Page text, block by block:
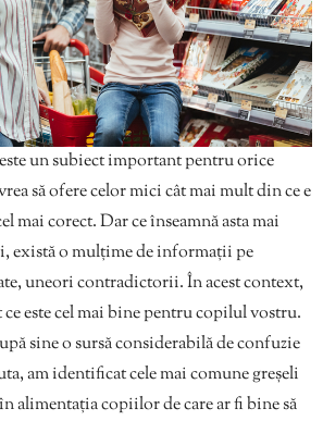
un subiect important pentru orice
să ofere celor mici cât mai mult din ce e
mai corect. Dar ce înseamnă asta mai
există o mulțime de informații pe
uneori contradictorii. În acest context,
este cel mai bine pentru copilul vostru.
sine o sursă considerabilă de confuzie
am identificat cele mai comune greșeli
alimentația copiilor de care ar fi bine să